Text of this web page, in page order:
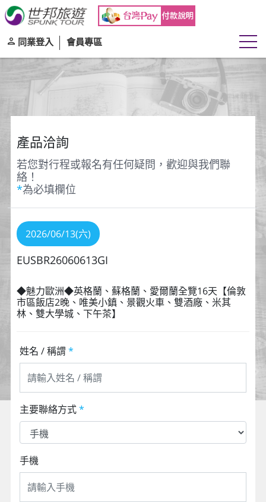
同業登入 會員專區
產品洽詢
若您對行程或報名有任何疑問，歡迎與我們聯
絡！
*為必填欄位
2026/06/13(六)
EUSBR26060613GI
◆魅力歐洲◆英格蘭、蘇格蘭、愛爾蘭全覽16天【倫敦
市區飯店2晚、唯美小鎮、景觀火車、雙酒廠、米其
林、雙大學城、下午茶】
姓名 / 稱謂 *
主要聯絡方式*
手機